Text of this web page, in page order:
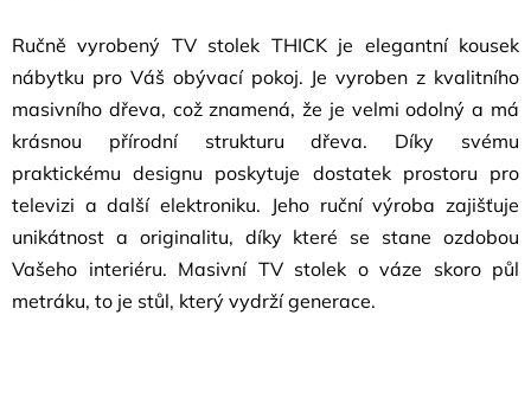
Ručně vyrobený TV stolek THICK je elegantní kousek
nábytku pro Váš obývací pokoj. Je vyroben z kvalitního
masivního dřeva, což znamená, že je velmi odolný a má
krásnou přírodní strukturu dřeva. Díky svému
praktickému designu poskytuje dostatek prostoru pro
televizi a další elektroniku. Jeho ruční výroba zajišťuje
unikátnost a originalitu, díky které se stane ozdobou
Vašeho interiéru. Masivní TV stolek o váze skoro půl
metráku, to je stůl, který vydrží generace.